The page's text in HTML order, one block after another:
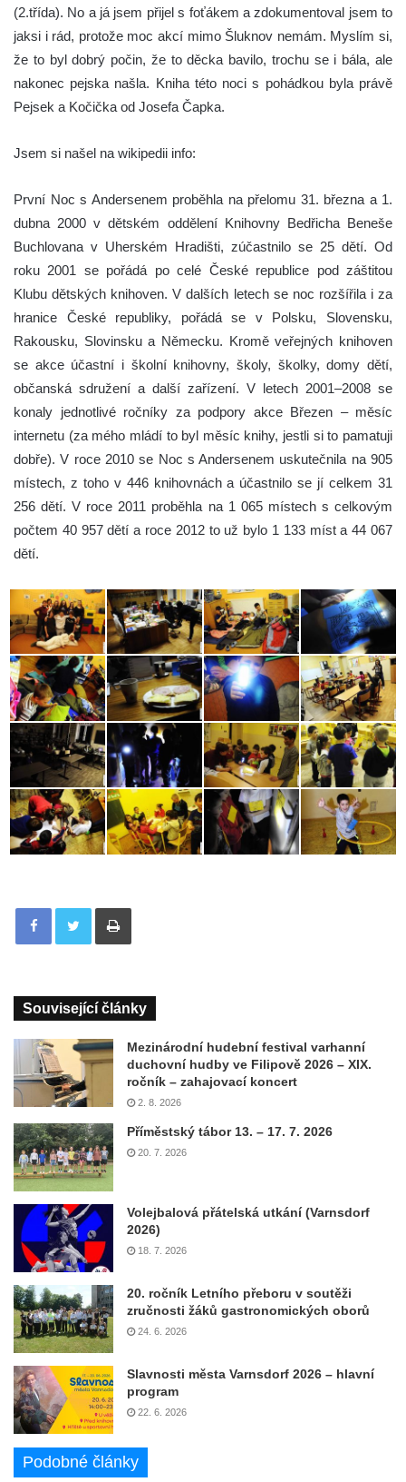
(2.třída). No a já jsem přijel s foťákem a zdokumentoval jsem to
jaksi i rád, protože moc akcí mimo Šluknov nemám. Myslím si,
že to byl dobrý počin, že to děcka bavilo, trochu se i bála, ale
nakonec pejska našla. Kniha této noci s pohádkou byla právě
Pejsek a Kočička od Josefa Čapka.
Jsem si našel na wikipedii info:
První Noc s Andersenem proběhla na přelomu 31. března a 1.
dubna 2000 v dětském oddělení Knihovny Bedřicha Beneše
Buchlovana v Uherském Hradišti, zúčastnilo se 25 dětí. Od
roku 2001 se pořádá po celé České republice pod záštitou
Klubu dětských knihoven. V dalších letech se noc rozšířila i za
hranice České republiky, pořádá se v Polsku, Slovensku,
Rakousku, Slovinsku a Německu. Kromě veřejných knihoven
se akce účastní i školní knihovny, školy, školky, domy dětí,
občanská sdružení a další zařízení. V letech 2001–2008 se
konaly jednotlivé ročníky za podpory akce Březen – měsíc
internetu (za mého mládí to byl měsíc knihy, jestli si to pamatuji
dobře). V roce 2010 se Noc s Andersenem uskutečnila na 905
místech, z toho v 446 knihovnách a účastnilo se jí celkem 31
256 dětí. V roce 2011 proběhla na 1 065 místech s celkovým
počtem 40 957 dětí a roce 2012 to už bylo 1 133 míst a 44 067
dětí.
Tisknout
Související články
Mezinárodní hudební festival varhanní
duchovní hudby ve Filipově 2026 – XIX.
ročník – zahajovací koncert
2. 8. 2026
Příměstský tábor 13. – 17. 7. 2026
20. 7. 2026
Volejbalová přátelská utkání (Varnsdorf
2026)
18. 7. 2026
20. ročník Letního přeboru v soutěži
zručnosti žáků gastronomických oborů
24. 6. 2026
Slavnosti města Varnsdorf 2026 – hlavní
program
22. 6. 2026
Podobné články